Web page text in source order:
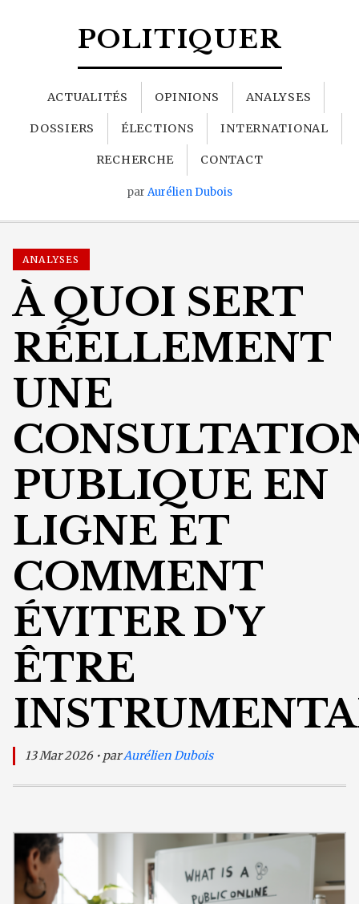
POLITIQUER
ACTUALITÉS OPINIONS ANALYSES
DOSSIERS ÉLECTIONS INTERNATIONAL
RECHERCHE CONTACT
par Aurélien Dubois
ANALYSES
À QUOI SERT
RÉELLEMENT
UNE
PUBLIQUE EN
LIGNE ET
COMMENT
ÉVITER D'Y
ÊTRE
13 Mar 2026 • parAurélien Dubois